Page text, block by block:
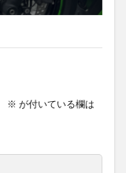
※ が付いている欄は